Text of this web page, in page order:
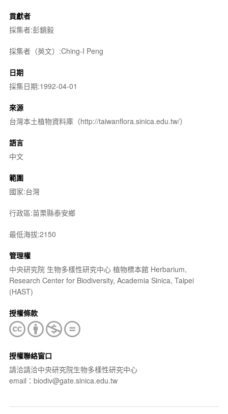
貢獻者
採集者:彭鏡毅
採集者（英文）:Ching-I Peng
日期
採集日期:1992-04-01
來源
台灣本土植物資料庫（http://taiwanflora.sinica.edu.tw/）
語言
中文
範圍
國家:台灣
行政區:苗栗縣泰安鄉
最低海拔:2150
管理權
中央研究院 生物多樣性研究中心 植物標本館 Herbarium,
Research Center for Biodiversity, Academia Sinica, Taipei
(HAST)
授權條款
授權聯絡窗口
請洽請洽中央研究院生物多樣性研究中心
email：biodiv@gate.sinica.edu.tw